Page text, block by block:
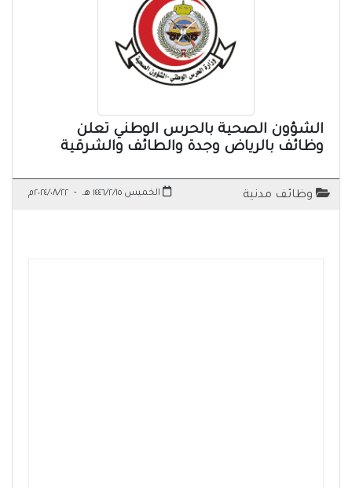
الشؤون الصحية بالحرس الوطني تعلن
وظائف بالرياض وجدة والطائف والشرقية
وظائف مدنية الخميس ١٤٤٦/٢/١٥ هـ - ٢٠٢٤/٠٨/٢٢م